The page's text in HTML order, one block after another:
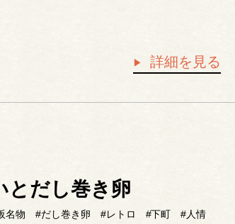
詳細を見る
とだし巻き卵
名物 #だし巻き卵 #レトロ #下町
#人情